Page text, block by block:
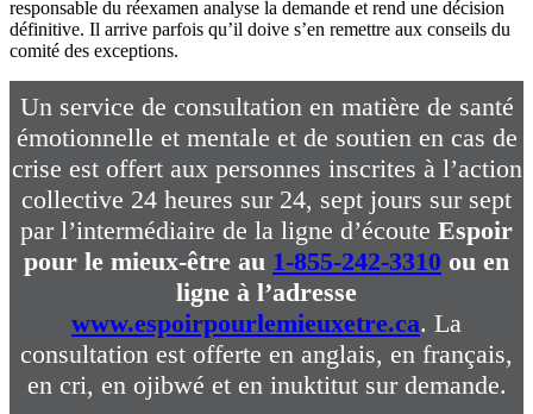
responsable du réexamen analyse la demande et rend une décision
définitive. Il arrive parfois qu’il doive s’en remettre aux conseils du
comité des exceptions.
Un service de consultation en matière de santé
émotionnelle et mentale et de soutien en cas de
crise est offert aux personnes inscrites à l’action
collective 24 heures sur 24, sept jours sur sept
par l’intermédiaire de la ligne d’écoute Espoir
pour le mieux-être au 1-855-242-3310 ou en
ligne à l’adresse
www.espoirpourlemieuxetre.ca. La
consultation est offerte en anglais, en français,
en cri, en ojibwé et en inuktitut sur demande.